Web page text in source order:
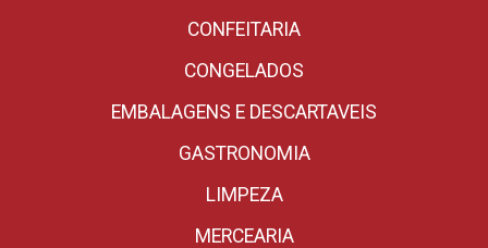
CONFEITARIA
CONGELADOS
EMBALAGENS E DESCARTAVEIS
GASTRONOMIA
LIMPEZA
MERCEARIA